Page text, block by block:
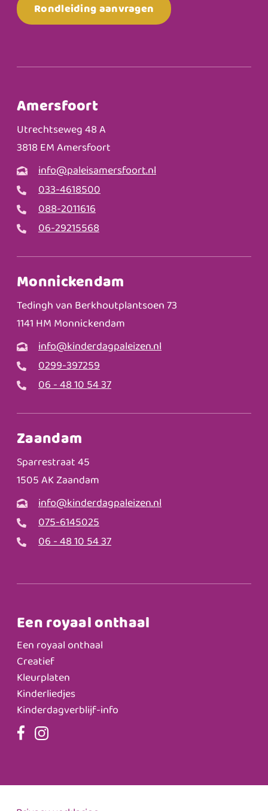
Rondleiding aanvragen
Amersfoort
Utrechtseweg 48 A
3818 EM Amersfoort
info@paleisamersfoort.nl
033-4618500
088-2011616
06-29215568
Monnickendam
Tedingh van Berkhoutplantsoen 73
1141 HM Monnickendam
info@kinderdagpaleizen.nl
0299-397259
06 - 48 10 54 37
Zaandam
Sparrestraat 45
1505 AK Zaandam
info@kinderdagpaleizen.nl
075-6145025
06 - 48 10 54 37
Een royaal onthaal
Een royaal onthaal
Creatief
Kleurplaten
Kinderliedjes
Kinderdagverblijf-info